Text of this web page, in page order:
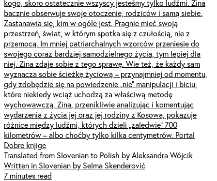
kogo, skoro ostatecznie wszyscy jesteśmy tylko ludźmi. Zina
bacznie obserwuje swoje otoczenie, rodziców i samą siebie.
Zastanawia się, kim w ogóle jest. Pragnie mieć swoją
przestrzeń, świat, w którym spotka się z czułością, nie z
przemocą. Im mniej patriarchalnych wzorców przeniesie do
swojego coraz bardziej samodzielnego życia, tym lepiej dla
niej. Zina zdaje sobie z tego sprawę. Wie też, że każdy sam
wyznacza sobie ścieżkę życiową – przynajmniej od momentu,
gdy zdobędzie się na powiedzenie „nie” manipulacji i biciu,
które niekiedy wciąż uchodzą za właściwą metodę
wychowawczą. Zina, przenikliwie analizując i komentując
wydarzenia z życia jej oraz jej rodziny z Kosowa, pokazuje
różnice między ludźmi, których dzieli „zaledwie” 700
kilometrów – albo choćby tylko kilka centymetrów. Portal
Dobre knjige
Translated from Slovenian to Polish by Aleksandra Wójcik
Written in Slovenian by Selma Skenderović
7 minutes read